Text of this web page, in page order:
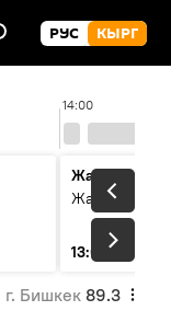
РУС КЫРГ
14:00
Жаңылыктар
13:01 3 мин
г. Бишкек 89.3